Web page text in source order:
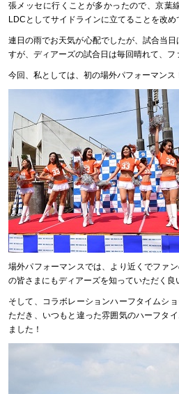
張メッセに行くことが多かったので、京葉
LDCとしてサイドラインに立てることを改め
連日の雨でお天気が心配でしたが、試合当
すが、ディアーズの試合日は毎回晴れて、
今回、私としては、初の場外パフォーマンス
場外パフォーマンスでは、より近くでファ
の皆さまにもディアーズを知っていただく良
そして、コラボレーションハーフタイムシ
ただき、いつもと違った雰囲気のハーフタ
ました！